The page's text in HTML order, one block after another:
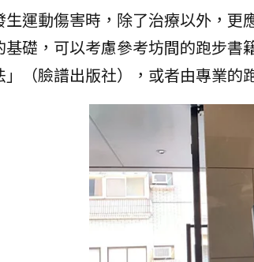
生運動傷害時，除了治療以外，更
基礎，可以考慮參考坊間的跑步書
」（臉譜出版社），或者由專業的